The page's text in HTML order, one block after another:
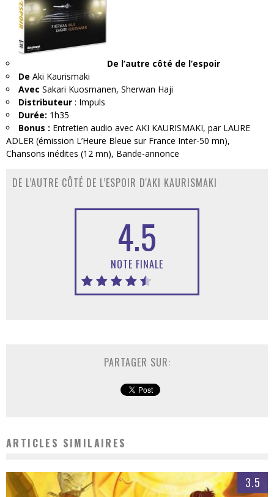
De l’autre côté de l’espoir
De Aki Kaurismaki
Avec Sakari Kuosmanen, Sherwan Haji
Distributeur : Impuls
Durée: 1h35
Bonus : Entretien audio avec AKI KAURISMAKI, par LAURE
ADLER (émission L’Heure Bleue sur France Inter-50 mn),
Chansons inédites (12 mn), Bande-annonce
DE L’AUTRE CÔTÉ DE L’ESPOIR D'AKI KAURISMAKI
4.5
NOTE FINALE
PARTAGER SUR:
ARTICLES SIMILAIRES
3.5